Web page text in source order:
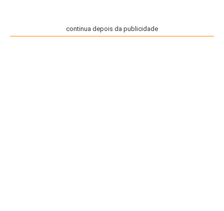
continua depois da publicidade